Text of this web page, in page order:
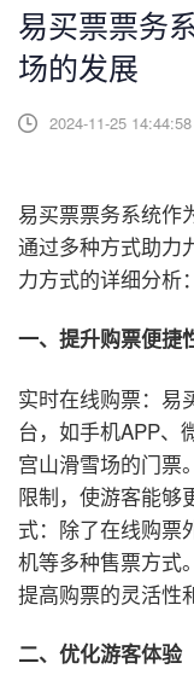
易买票票务
场的发展
2024-11-25 14:44:58
易买票票务系统作
通过多种方式助力
力方式的详细分析：
一、提升购票便捷
实时在线购票：易
台，如手机APP、
宫山滑雪场的门票
限制，使游客能够
式：除了在线购票
机等多种售票方式
提高购票的灵活性
二、优化游客体验